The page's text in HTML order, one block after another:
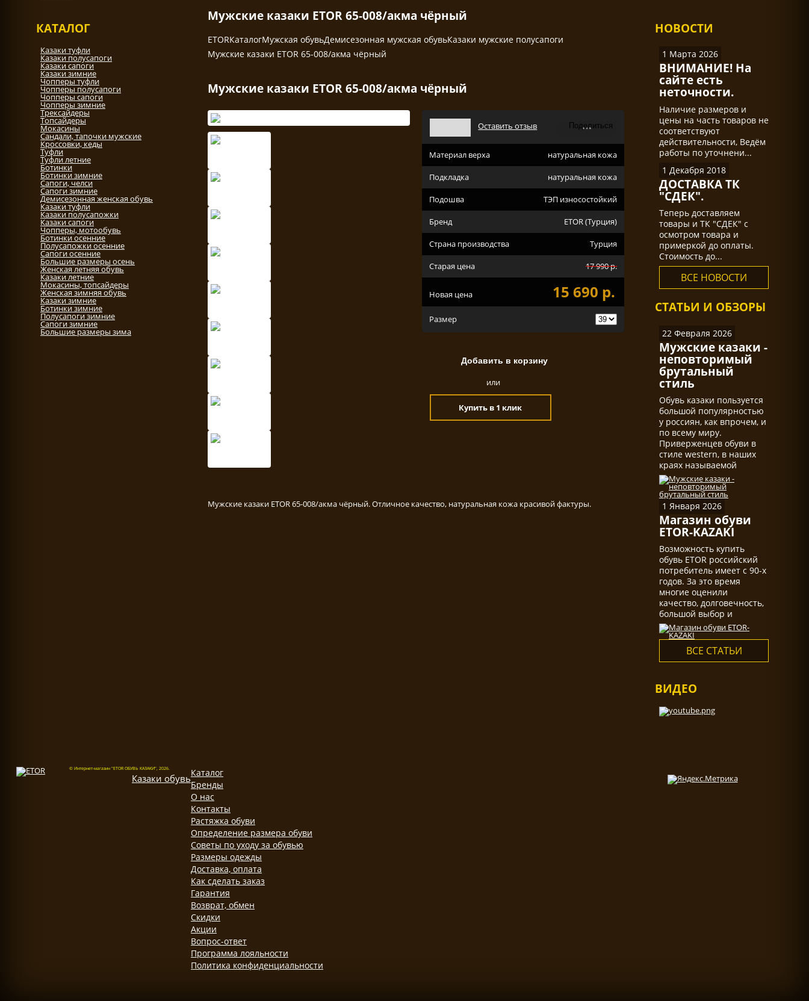
КАТАЛОГ
Казаки туфли
Казаки полусапоги
Казаки сапоги
Казаки зимние
Чопперы туфли
Чопперы полусапоги
Чопперы сапоги
Чопперы зимние
Трексайдеры
Топсайдеры
Мокасины
Сандали, тапочки мужские
Кроссовки, кеды
Туфли
Туфли летние
Ботинки
Ботинки зимние
Сапоги, челси
Сапоги зимние
Демисезонная женская обувь
Казаки туфли
Казаки полусапожки
Казаки сапоги
Чопперы, мотообувь
Ботинки осенние
Полусапожки осенние
Сапоги осенние
Большие размеры осень
Женская летняя обувь
Казаки летние
Мокасины, топсайдеры
Женская зимняя обувь
Казаки зимние
Ботинки зимние
Полусапоги зимние
Сапоги зимние
Большие размеры зима
Мужские казаки ETOR 65-008/акма чёрный
ETORКаталогМужская обувьДемисезонная мужская обувьКазаки мужские полусапоги
Мужские казаки ETOR 65-008/акма чёрный
Мужские казаки ETOR 65-008/акма чёрный
Оставить отзыв
Материал верха натуральная кожа
Подкладка натуральная кожа
Подошва ТЭП износостойкий
Бренд ETOR (Турция)
Страна производства Турция
Старая цена 17 990 р.
Новая цена 15 690 р.
Размер
или
Купить в 1 клик
Мужские казаки ETOR 65-008/акма чёрный. Отличное качество, натуральная кожа красивой фактуры.
НОВОСТИ
1 Марта 2026
ВНИМАНИЕ! На
сайте есть
неточности.
Наличие размеров и
цены на часть товаров не
соответствуют
действительности, Ведём
работы по уточнени...
1 Декабря 2018
ДОСТАВКА ТК
"СДЕК".
Теперь доставляем
товары и ТК "СДЕК" с
осмотром товара и
примеркой до оплаты.
Стоимость до...
ВСЕ НОВОСТИ
СТАТЬИ И ОБЗОРЫ
22 Февраля 2026
Мужские казаки -
неповторимый
брутальный
стиль
Обувь казаки пользуется
большой популярностью
у россиян, как впрочем, и
по всему миру.
Приверженцев обуви в
стиле western, в наших
краях называемой
казаками, действительно
не мало.
1 Января 2026
Магазин обуви
ETOR-KAZAKI
Возможность купить
обувь ETOR российский
потребитель имеет с 90-х
годов. За это время
многие оценили
качество, долговечность,
большой выбор и
многообразие
ассортимента...
ВСЕ СТАТЬИ
ВИДЕО
© Интернет-магазин "ETOR ОБУВЬ КАЗАКИ", 2026.
Казаки обувьКаталог
Бренды
О нас
Контакты
Растяжка обуви
Определение размера обуви
Советы по уходу за обувью
Размеры одежды
Доставка, оплата
Как сделать заказ
Гарантия
Возврат, обмен
Скидки
Акции
Вопрос-ответ
Программа лояльности
Политика конфиденциальности